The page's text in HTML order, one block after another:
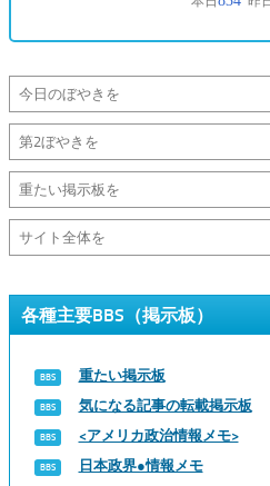
各種主要BBS（掲示板）
重たい掲示板
気になる記事の転載掲示板
<アメリカ政治情報メモ>
日本政界●情報メモ